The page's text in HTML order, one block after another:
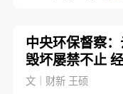
中央环保督察
毁坏屡禁不止
梁换柱
文｜财新 王硕